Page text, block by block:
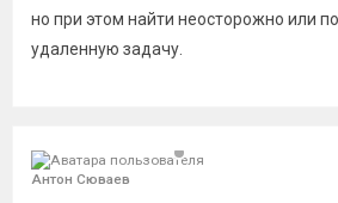
но при этом найти неосторожно или
удаленную задачу.
Антон Сюваев